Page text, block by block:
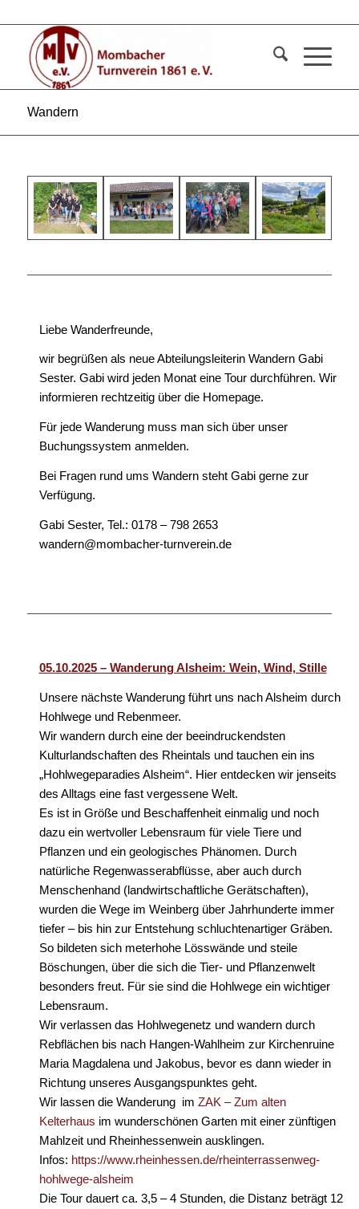
Wandern
Liebe Wanderfreunde,
wir begrüßen als neue Abteilungsleiterin Wandern Gabi
Sester. Gabi wird jeden Monat eine Tour durchführen. Wir
informieren rechtzeitig über die Homepage.
Für jede Wanderung muss man sich über unser
Buchungssystem anmelden.
Bei Fragen rund ums Wandern steht Gabi gerne zur
Verfügung.
Gabi Sester, Tel.: 0178 – 798 2653
wandern@mombacher-turnverein.de
05.10.2025 – Wanderung Alsheim: Wein, Wind, Stille
Unsere nächste Wanderung führt uns nach Alsheim durch
Hohlwege und Rebenmeer.
Wir wandern durch eine der beeindruckendsten
Kulturlandschaften des Rheintals und tauchen ein ins
„Hohlwegeparadies Alsheim“. Hier entdecken wir jenseits
des Alltags eine fast vergessene Welt.
Es ist in Größe und Beschaffenheit einmalig und noch
dazu ein wertvoller Lebensraum für viele Tiere und
Pflanzen und ein geologisches Phänomen. Durch
natürliche Regenwasserabflüsse, aber auch durch
Menschenhand (landwirtschaftliche Gerätschaften),
wurden die Wege im Weinberg über Jahrhunderte immer
tiefer – bis hin zur Entstehung schluchtenartiger Gräben.
So bildeten sich meterhohe Lösswände und steile
Böschungen, über die sich die Tier- und Pflanzenwelt
besonders freut. Für sie sind die Hohlwege ein wichtiger
Lebensraum.
Wir verlassen das Hohlwegenetz und wandern durch
Rebflächen bis nach Hangen-Wahlheim zur Kirchenruine
Maria Magdalena und Jakobus, bevor es dann wieder in
Richtung unseres Ausgangspunktes geht.
Wir lassen die Wanderung im ZAK – Zum alten
Kelterhaus im wunderschönen Garten mit einer zünftigen
Mahlzeit und Rheinhessenwein ausklingen.
Infos: https://www.rheinhessen.de/rheinterrassenweg-
hohlwege-alsheim
Die Tour dauert ca. 3,5 – 4 Stunden, die Distanz beträgt 12